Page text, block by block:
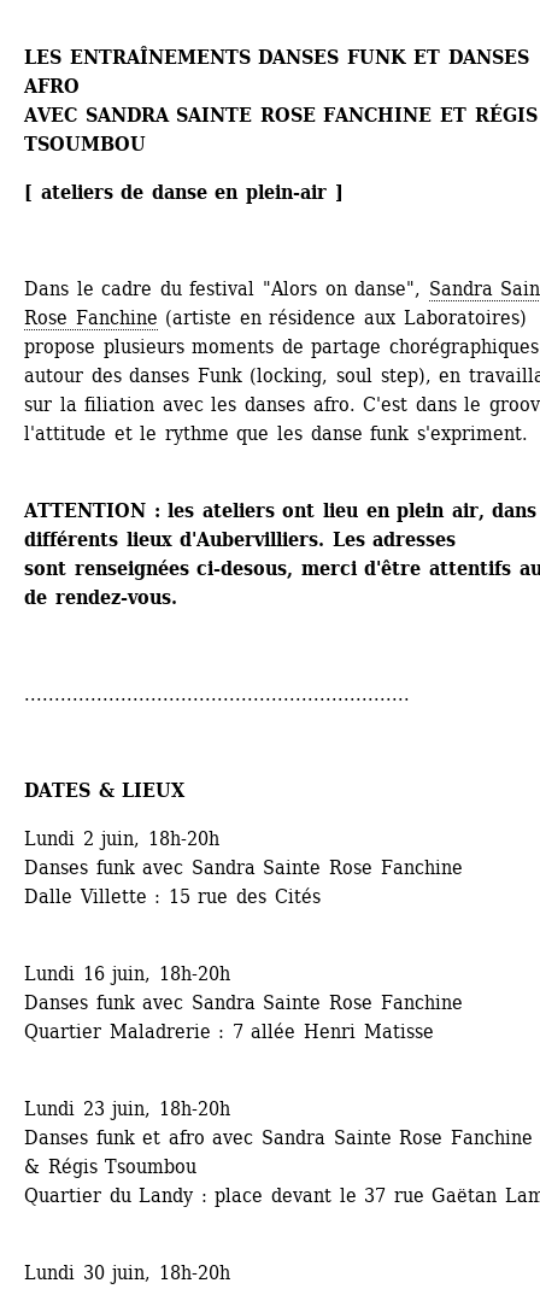
LES ENTRAÎNEMENTS DANSES FUNK ET DANSES
AFRO
AVEC SANDRA SAINTE ROSE FANCHINE ET RÉGIS
TSOUMBOU
[ ateliers de danse en plein-air ]
Dans le cadre du festival "Alors on danse", Sandra
Rose Fanchine (artiste en résidence aux Laboratoires)
propose plusieurs moments de partage chorégraphiques
autour des danses Funk (locking, soul step), en
sur la filiation avec les danses afro. C'est dans le
l'attitude et le rythme que les danse funk s'expriment.
ATTENTION : les ateliers ont lieu en plein air, dans
différents lieux d'Aubervilliers. Les adresses
sont renseignées ci-desous, merci d'être attentifs
de rendez-vous.
................................................................
DATES & LIEUX
Lundi 2 juin, 18h-20h
Danses funk avec Sandra Sainte Rose Fanchine
Dalle Villette : 15 rue des Cités
Lundi 16 juin, 18h-20h
Danses funk avec Sandra Sainte Rose Fanchine
Quartier Maladrerie : 7 allée Henri Matisse
Lundi 23 juin, 18h-20h
Danses funk et afro avec Sandra Sainte Rose Fanchine
& Régis Tsoumbou
Quartier du Landy : place devant le 37 rue Gaëtan
Lundi 30 juin, 18h-20h